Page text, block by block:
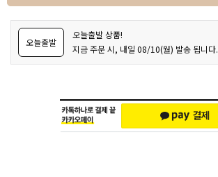
오늘출발
오늘출발 상품!
지금 주문 시, 내일 08/10(월) 발송 됩니다.